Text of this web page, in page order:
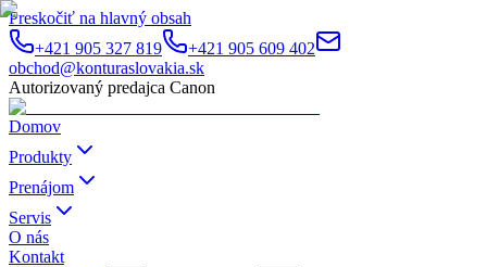
Preskočiť na hlavný obsah
+421 905 327 819
+421 905 609 402
obchod@konturaslovakia.sk
Autorizovaný predajca Canon
Domov
Produkty
Prenájom
Servis
O nás
Kontakt